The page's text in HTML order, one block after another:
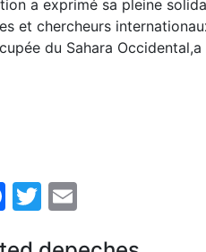
a exprimé sa pleine
et chercheurs
du Sahara
Facebook
Twitter